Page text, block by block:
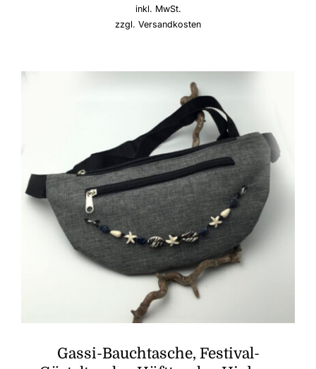
inkl. MwSt.
zzgl. Versandkosten
Gassi-Bauchtasche, Festival-